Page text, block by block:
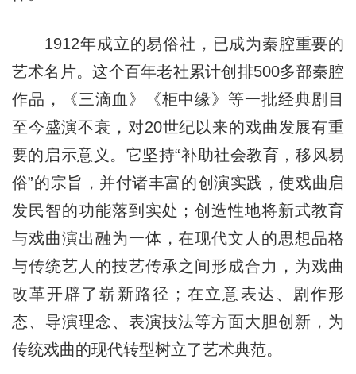
1912年成立的易俗社，已成为秦腔重要的
艺术名片。这个百年老社累计创排500多部秦腔
作品，《三滴血》《柜中缘》等一批经典剧目
至今盛演不衰，对20世纪以来的戏曲发展有重
要的启示意义。它坚持“补助社会教育，移风易
俗”的宗旨，并付诸丰富的创演实践，使戏曲启
发民智的功能落到实处；创造性地将新式教育
与戏曲演出融为一体，在现代文人的思想品格
与传统艺人的技艺传承之间形成合力，为戏曲
改革开辟了崭新路径；在立意表达、剧作形
态、导演理念、表演技法等方面大胆创新，为
传统戏曲的现代转型树立了艺术典范。